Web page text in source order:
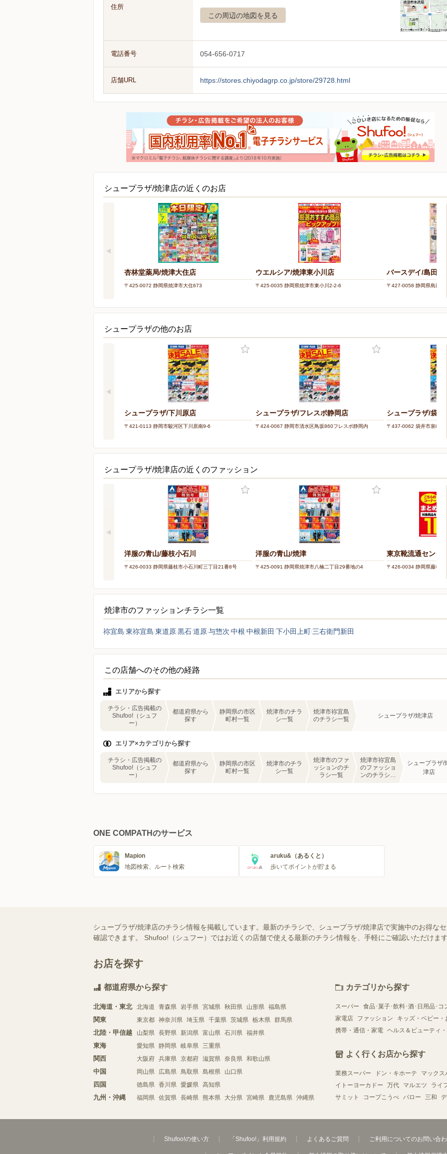
住所
この周辺の地図を見る
電話番号 054-656-0717
店舗URL https://stores.chiyodagrp.co.jp/store/29728.html
シュープラザ/焼津店の近くのお店
杏林堂薬局/焼津大住店
〒425-0072 静岡県焼津市大住673
ウエルシア/焼津東小川店
〒425-0035 静岡県焼津市東小川2-2-6
バースデイ/島田店
〒427-0058 静岡県島田市
シュープラザの他のお店
シュープラザ/下川原店
〒421-0113 静岡市駿河区下川原南9-6
シュープラザ/フレスポ静岡店
〒424-0067 静岡市清水区鳥坂860フレスポ静岡内
シュープラザ/袋井店
〒437-0062 袋井市泉町1-
シュープラザ/焼津店の近くのファッション
洋服の青山/藤枝小石川
〒426-0033 静岡県藤枝市小石川町三丁目21番8号
洋服の青山/焼津
〒425-0091 静岡県焼津市八楠二丁目29番地の4
東京靴流通センタ
〒426-0034 静岡県藤枝市
焼津市のファッションチラシ一覧
祢宜島 東祢宜島 東道原黒石道原与惣次 中根 中根新田 下小田上町 三右衛門新田
この店舗へのその他の経路
エリアから探す
チラシ・広告掲載の
Shufoo!（シュフ
ー）
都道府県から
探す
静岡県の市区
町村一覧
焼津市のチラ
シ一覧
焼津市祢宜島
のチラシ一覧
シュープラザ/焼津店
エリア×カテゴリから探す
チラシ・広告掲載の
Shufoo!（シュフ
ー）
都道府県から
探す
静岡県の市区
町村一覧
焼津市のチラ
シ一覧
焼津市のファ
ッションのチ
ラシ一覧
焼津市祢宜島
のファッショ
ンのチラシ一
シュープラザ/
津店
ONE COMPATHのサービス
Mapion
地図検索、ルート検索
aruku&（あるくと）
歩いてポイントが貯まる
シュープラザ/焼津店のチラシ情報を掲載しています。最新のチラシで、シュープラザ/焼津店で実施中のお得な
確認できます。 Shufoo!（シュフー）ではお近くの店舗で使える最新のチラシ情報を、手軽にご確認いただけま
お店を探す
都道府県から探す
北海道・東北 北海道 青森県 岩手県 宮城県 秋田県 山形県 福島県
関東 東京都 神奈川県 埼玉県 千葉県 茨城県 栃木県 群馬県
北陸・甲信越 山梨県 長野県 新潟県 富山県 石川県 福井県
東海 愛知県 静岡県 岐阜県 三重県
関西 大阪府 兵庫県 京都府 滋賀県 奈良県 和歌山県
中国 岡山県 広島県 鳥取県 島根県 山口県
四国 徳島県 香川県 愛媛県 高知県
九州・沖縄 福岡県 佐賀県 長崎県 熊本県 大分県 宮崎県 鹿児島県 沖縄県
カテゴリから探す
スーパー 食品･菓子･飲料･酒･日用品･コ
家電店
ファッション キッズ・ベビー・
携帯・通信・家電 ヘルス＆ビューティ
よく行くお店から探す
業務スーパー ドン・キホーテ マックス
イトーヨーカドー
万代 マルエツ ライ
サミット
コープこうべ バロー 三和
Shufoo!の使い方 「Shufoo!」利用規約 よくあるご質問 ご利用についてのお問い合